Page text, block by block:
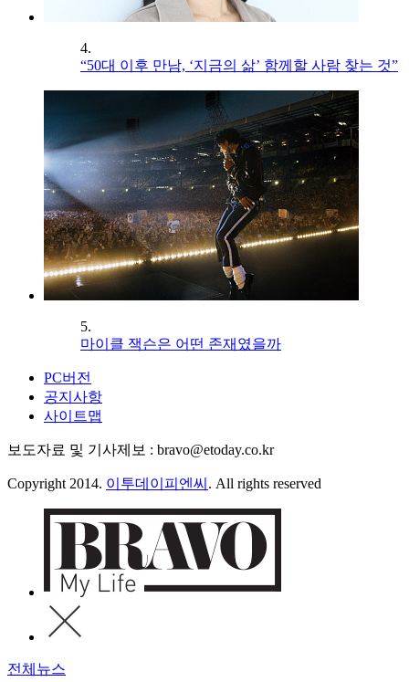
4.
“50대 이후 만남, ‘지금의 삶’ 함께할 사람 찾는 것”
5.
마이클 잭슨은 어떤 존재였을까
PC버전
공지사항
사이트맵
보도자료 및 기사제보 : bravo@etoday.co.kr
Copyright 2014. 이투데이피엔씨 . All rights reserved
전체뉴스